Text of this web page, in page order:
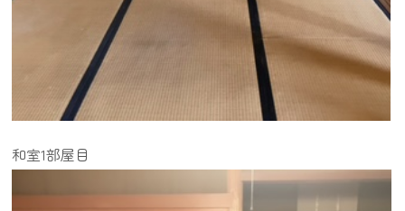
和室1部屋目